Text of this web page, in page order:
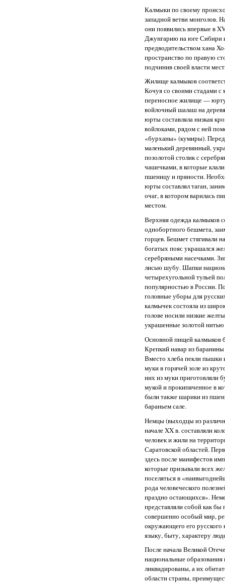
Калмыки по своему
западной ветви монголов.
они появились впервые в
Джунгарию на юге Сибири
предводительством хана
пространство по правую
подчинив своей власти
Жилище калмыков
Кочуя со своими стадами с
переносное жилище —
войлочный шалаш на
юрты составляла низкая
войлоками, рядом с ней
«бурханы» (кумиры).
маленький деревянный,
позолотой столик с
чашечками, в которые
пшеницу и пряности.
юрты составлял таган,
очаг, в котором варилась
местом.
Верхняя одежда калмыков
однобортного бешмета,
горцев. Бешмет стягивали
богатых пояс украшался
серебряными насечками.
лисью шубу. Шапки
четырехугольной тульей
популярностью в России.
головные уборы для
калмычек состояла из
голове носили низкие
украшенные золотой
Основной пищей калмыков
Крепкий навар из
Вместо хлеба пекли
муки в горячей золе из
них из муки приготовляли
мукой и прокипяченное в
были также шарики из
бараньем сале.
Немцы (выходцы из
начале XX в. составляли
человек и жили на
Саратовской областей.
здесь после манифестов
которые призывали всех
поселяться в
рода человеческого
праздно остающихся».
представляли собой как бы
совершенно особый мир,
окружающего его русского
языку, быту, характеру
После начала Великой
национальные
ликвидированы, а их
области страны,